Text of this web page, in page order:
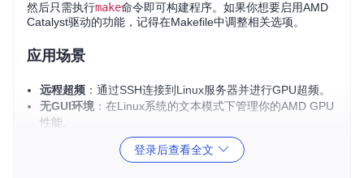
然后只需执行make命令即可构建程序。如果你想要启用AMD
Catalyst驱动的功能，记得在Makefile中调整相关选项。
应用场景
远程超频 ：通过SSH连接到Linux服务器并进行GPU超频。
无GUI环境 ：在Linux系统的文本模式下管理你的AMD GPU
性能。
：虽然不是主要设计目标，但AMDCOVC同样可以
在有X11服务器的环境中工作。
登录后查看全文